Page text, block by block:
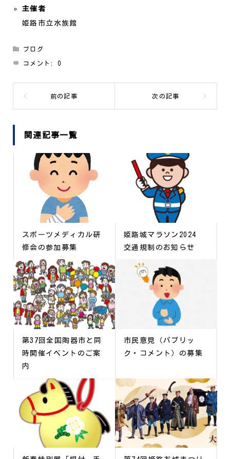
主催者
姫路市立水族館
ブログ
コメント:0
関連記事一覧
スポーツメディカル研
修会の参加募集
姫路城マラソン2024
交通規制のお知らせ
第37回全国陶器市と同
時開催イベントのご案
内
市民意見（パブリッ
ク・コメント）の募集